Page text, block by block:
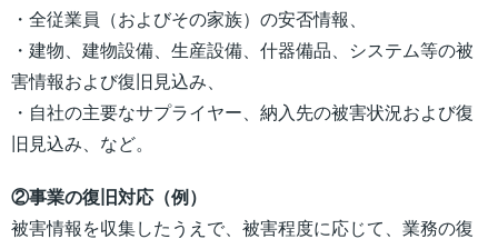
・全従業員（およびその家族）の安否情報、
・建物、建物設備、生産設備、什器備品、システム等の被
害情報および復旧見込み、
・自社の主要なサプライヤー、納入先の被害状況および復
旧見込み、など。
②事業の復旧対応（例）
被害情報を収集したうえで、被害程度に応じて、業務の復